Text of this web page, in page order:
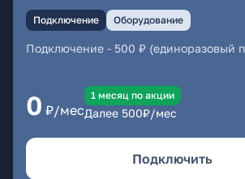
Подключение Оборудование
Подключение - 500 ₽ (единоразовый
0 ₽/мес
1 месяц по акции
Далее 500₽/мес
Подключить